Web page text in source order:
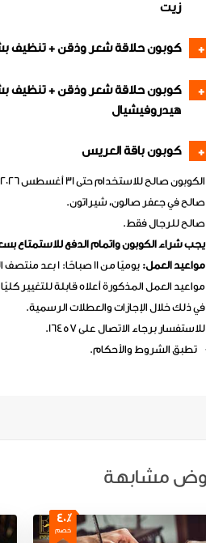
زيت
+ كوبون حلاقة شعر وذقن + تنظيف
+
كوبون حلاقة شعر وذقن + تنظيف
هيدروفيشيال
+ كوبون باقة العريس
الكوبون صالح للاستخدام حتى 31 أغسطس 2026
صالح في جعفر صالون، شيراتون.
صالح للرجال فقط.
يجب شراء الكوبون واتمام الدفع للاستمتاع
مواعيد العمل: يوميًا من 11 صباحًا: 1 بعد منتصف الليل.
مواعيد العمل المذكورة أعلاه قابلة للتغيير
في ذلك خلال الإجازات والعطلات الرسمية.
للاستفسار برجاء الاتصال على 16457.
تطبق الشروط والأحكام.​
مشابهة
40٪
خصم